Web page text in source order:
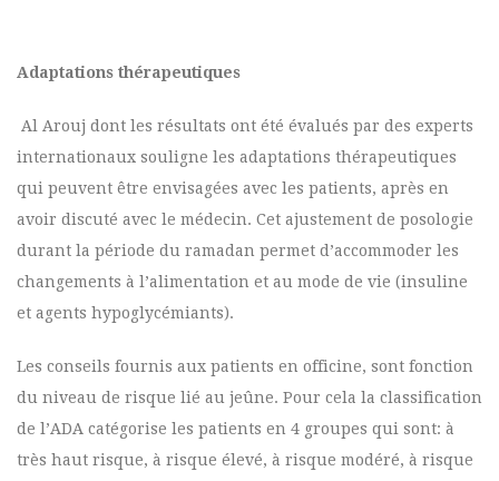
Adaptations thérapeutiques
Al Arouj dont les résultats ont été évalués par des experts
internationaux souligne les adaptations thérapeutiques
qui peuvent être envisagées avec les patients, après en
avoir discuté avec le médecin. Cet ajustement de posologie
durant la période du ramadan permet d’accommoder les
changements à l’alimentation et au mode de vie (insuline
et agents hypoglycémiants).
Les conseils fournis aux patients en officine, sont fonction
du niveau de risque lié au jeûne. Pour cela la classification
de l’ADA catégorise les patients en 4 groupes qui sont: à
très haut risque, à risque élevé, à risque modéré, à risque